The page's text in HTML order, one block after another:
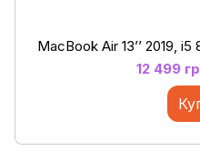
MacBook Air 13’’ 2019,
12 499